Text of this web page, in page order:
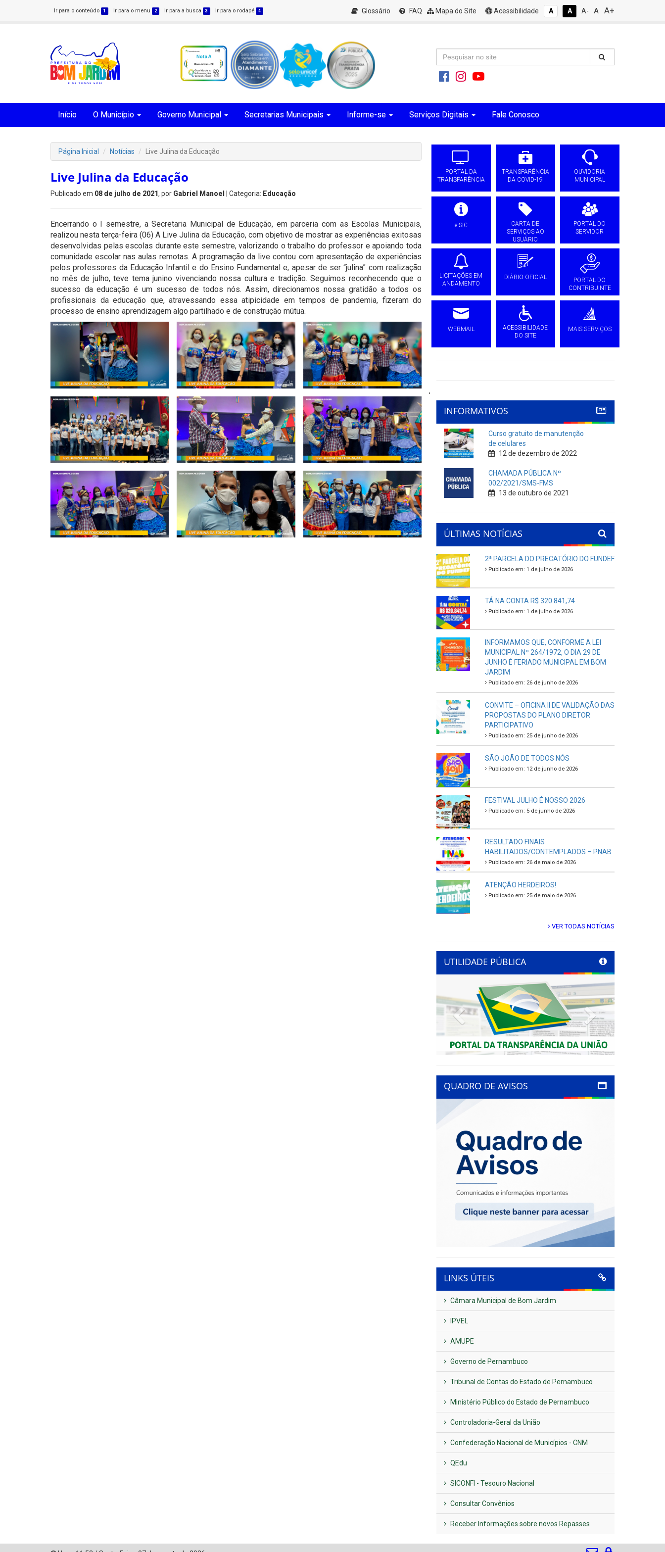
Ir para o conteúdo 1 Ir para o menu 2 Ir para a busca 3 Ir para o rodapé 4 Glossário FAQ Mapa do Site Acessibilidade A A A- A A+
Início O Município Governo Municipal Secretarias Municipais Informe-se Serviços Digitais Fale Conosco
Página Inicial Notícias Live Julina da Educação
Live Julina da Educação
Publicado em 08 de julho de 2021, por Gabriel Manoel | Categoria: Educação
Encerrando o I semestre, a Secretaria Municipal de Educação, em parceria com as Escolas Municipais,
realizou nesta terça-feira (06) A Live Julina da Educação, com objetivo de mostrar as experiências exitosas
desenvolvidas pelas escolas durante este semestre, valorizando o trabalho do professor e apoiando toda
comunidade escolar nas aulas remotas. A programação da live contou com apresentação de experiências
pelos professores da Educação Infantil e do Ensino Fundamental e, apesar de ser “julina” com realização
no mês de julho, teve tema junino vivenciando nossa cultura e tradição. Seguimos reconhecendo que o
sucesso da educação é um sucesso de todos nós. Assim, direcionamos nossa gratidão a todos os
profissionais da educação que, atravessando essa atipicidade em tempos de pandemia, fizeram do
processo de ensino aprendizagem algo partilhado e de construção mútua.
PORTAL DA
TRANSPARÊNCIA
TRANSPARÊNCIA
DA COVID-19
OUVIDORIA
MUNICIPAL
e-SIC
CARTA DE
SERVIÇOS AO
USUÁRIO
PORTAL DO
SERVIDOR
LICITAÇÕES EM
ANDAMENTO
DIÁRIO OFICIAL
PORTAL DO
CONTRIBUINTE
WEBMAIL
ACESSIBILIDADE
DO SITE
MAIS SERVIÇOS
'
INFORMATIVOS
Curso gratuito de manutenção
de celulares
12 de dezembro de 2022
CHAMADA PÚBLICA Nº
002/2021/SMS-FMS
13 de outubro de 2021
ÚLTIMAS NOTÍCIAS
2ª PARCELA DO PRECATÓRIO DO FUNDEF
Publicado em: 1 de julho de 2026
TÁ NA CONTA R$ 320.841,74
Publicado em: 1 de julho de 2026
INFORMAMOS QUE, CONFORME A LEI
MUNICIPAL Nº 264/1972, O DIA 29 DE
JUNHO É FERIADO MUNICIPAL EM BOM
JARDIM
Publicado em: 26 de junho de 2026
CONVITE – OFICINA II DE VALIDAÇÃO DAS
PROPOSTAS DO PLANO DIRETOR
PARTICIPATIVO
Publicado em: 25 de junho de 2026
SÃO JOÃO DE TODOS NÓS
Publicado em: 12 de junho de 2026
FESTIVAL JULHO É NOSSO 2026
Publicado em: 5 de junho de 2026
RESULTADO FINAIS
HABILITADOS/CONTEMPLADOS – PNAB
Publicado em: 26 de maio de 2026
ATENÇÃO HERDEIROS!
Publicado em: 25 de maio de 2026
VER TODAS NOTÍCIAS
UTILIDADE PÚBLICA
Previous Next
QUADRO DE AVISOS
LINKS ÚTEIS
Câmara Municipal de Bom Jardim
IPVEL
AMUPE
Governo de Pernambuco
Tribunal de Contas do Estado de Pernambuco
Ministério Público do Estado de Pernambuco
Controladoria-Geral da União
Confederação Nacional de Municípios - CNM
QEdu
SICONFI - Tesouro Nacional
Consultar Convênios
Receber Informações sobre novos Repasses